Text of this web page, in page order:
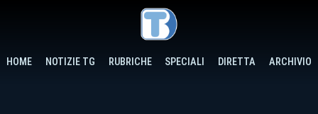
HOME NOTIZIE TG RUBRICHE SPECIALI DIRETTA ARCHIVIO